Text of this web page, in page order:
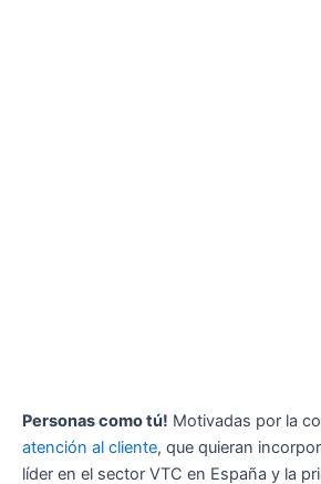
Personas como tú! Motivadas por la
atención al cliente, que quieran
líder en el sector VTC en España y la